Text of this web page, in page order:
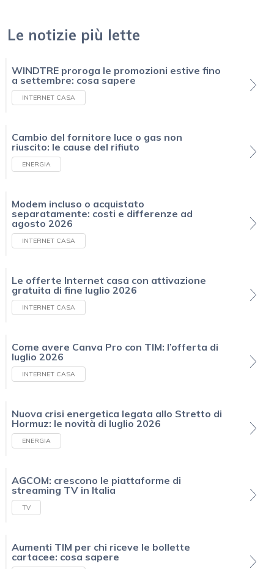
Le notizie più lette
WINDTRE proroga le promozioni estive fino
a settembre: cosa sapere
INTERNET CASA
Cambio del fornitore luce o gas non
riuscito: le cause del rifiuto
ENERGIA
Modem incluso o acquistato
separatamente: costi e differenze ad
agosto 2026
INTERNET CASA
Le offerte Internet casa con attivazione
gratuita di fine luglio 2026
INTERNET CASA
Come avere Canva Pro con TIM: l’offerta di
luglio 2026
INTERNET CASA
Nuova crisi energetica legata allo Stretto di
Hormuz: le novità di luglio 2026
ENERGIA
AGCOM: crescono le piattaforme di
streaming TV in Italia
TV
Aumenti TIM per chi riceve le bollette
cartacee: cosa sapere